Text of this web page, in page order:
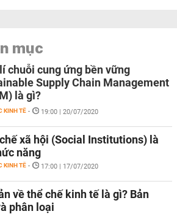
mục
chuỗi cung ứng bền vững
Supply Chain Management
là gì?
KINH TẾ - 19:00 | 20/07/2020
xã hội (Social Institutions) là
năng
KINH TẾ - 17:00 | 17/07/2020
về thể chế kinh tế là gì? Bản
phân loại